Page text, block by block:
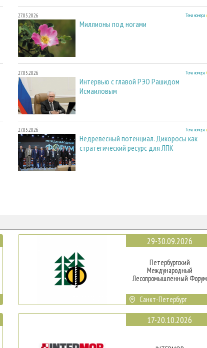
27.05.2026 Тема номера
Миллионы под ногами
27.05.2026 Тема номера
Интервью с главой РЭО Рашидом
Исмаиловым
27.05.2026 Тема номера
Недревесный потенциал. Дикоросы как
стратегический ресурс для ЛПК
29-30.09.2026
Петербургский
Международный
Лесопромышленный Форум
Санкт-Петербург
17-20.10.2026